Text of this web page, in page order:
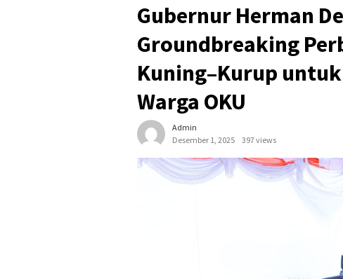
Gubernur Herman
Groundbreaking
Kuning–Kurup
Warga OKU
Admin
Desember 1, 2025
397 views